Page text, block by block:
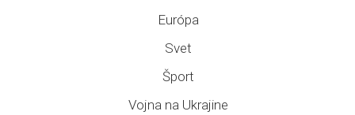
Európa
Svet
Šport
Vojna na Ukrajine